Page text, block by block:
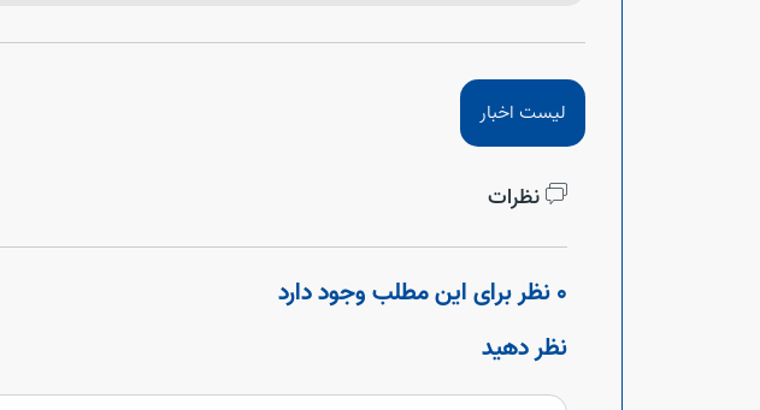
لیست اخبار
نظرات
0 نظر برای این مطلب وجود دارد
نظر دهید